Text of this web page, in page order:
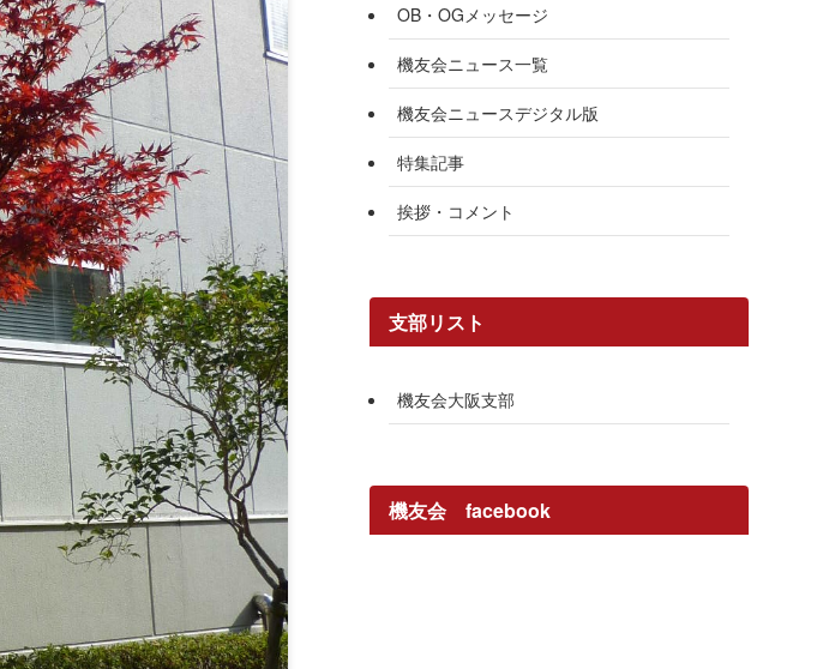
OB・OGメッセージ
機友会ニュース一覧
機友会ニュースデジタル版
特集記事
挨拶・コメント
支部リスト
機友会大阪支部
機友会 facebook